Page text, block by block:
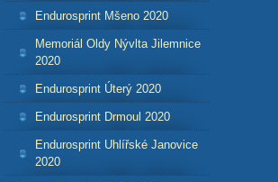
Endurosprint Mšeno 2020
Memoriál Oldy Nývlta Jilemnice
2020
Endurosprint Úterý 2020
Endurosprint Drmoul 2020
Endurosprint Uhlířské Janovice
2020